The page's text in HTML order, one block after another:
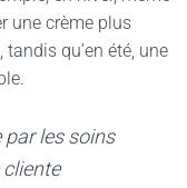
une crème plus
qu’en été, une
par les soins